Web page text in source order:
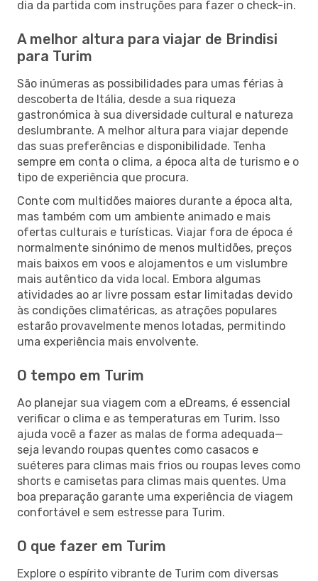
dia da partida com instruções para fazer o check-in.
A melhor altura para viajar de Brindisi
para Turim
São inúmeras as possibilidades para umas férias à
descoberta de Itália, desde a sua riqueza
gastronómica à sua diversidade cultural e natureza
deslumbrante. A melhor altura para viajar depende
das suas preferências e disponibilidade. Tenha
sempre em conta o clima, a época alta de turismo e o
tipo de experiência que procura.
Conte com multidões maiores durante a época alta,
mas também com um ambiente animado e mais
ofertas culturais e turísticas. Viajar fora de época é
normalmente sinónimo de menos multidões, preços
mais baixos em voos e alojamentos e um vislumbre
mais autêntico da vida local. Embora algumas
atividades ao ar livre possam estar limitadas devido
às condições climatéricas, as atrações populares
estarão provavelmente menos lotadas, permitindo
uma experiência mais envolvente.
O tempo em Turim
Ao planejar sua viagem com a eDreams, é essencial
verificar o clima e as temperaturas em Turim. Isso
ajuda você a fazer as malas de forma adequada—
seja levando roupas quentes como casacos e
suéteres para climas mais frios ou roupas leves como
shorts e camisetas para climas mais quentes. Uma
boa preparação garante uma experiência de viagem
confortável e sem estresse para Turim.
O que fazer em Turim
Explore o espírito vibrante de Turim com diversas